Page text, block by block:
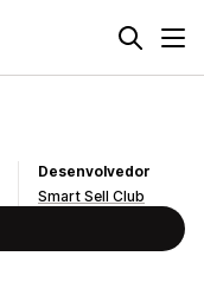
Desenvolvedor
Smart Sell Club